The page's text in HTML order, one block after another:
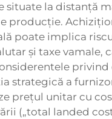
situate la distanță
producție.
poate implica
și taxe vamale,
privind
strategică a
prețul unitar cu
(„total landed